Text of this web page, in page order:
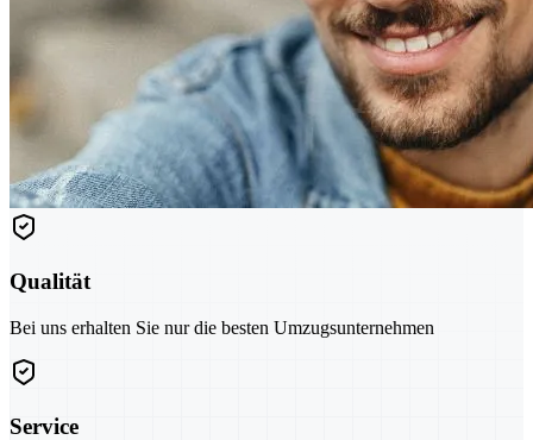
Qualität
Bei uns erhalten Sie nur die besten Umzugsunternehmen
Service